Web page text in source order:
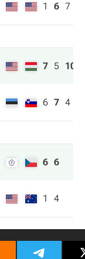
1 6 7
7 5 10
6 7 4
6 6
1 4